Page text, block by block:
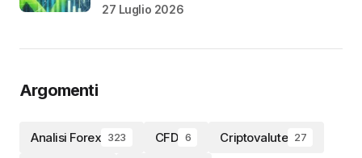
27 Luglio 2026
Argomenti
Analisi Forex 323 CFD 6 Criptovalute 27